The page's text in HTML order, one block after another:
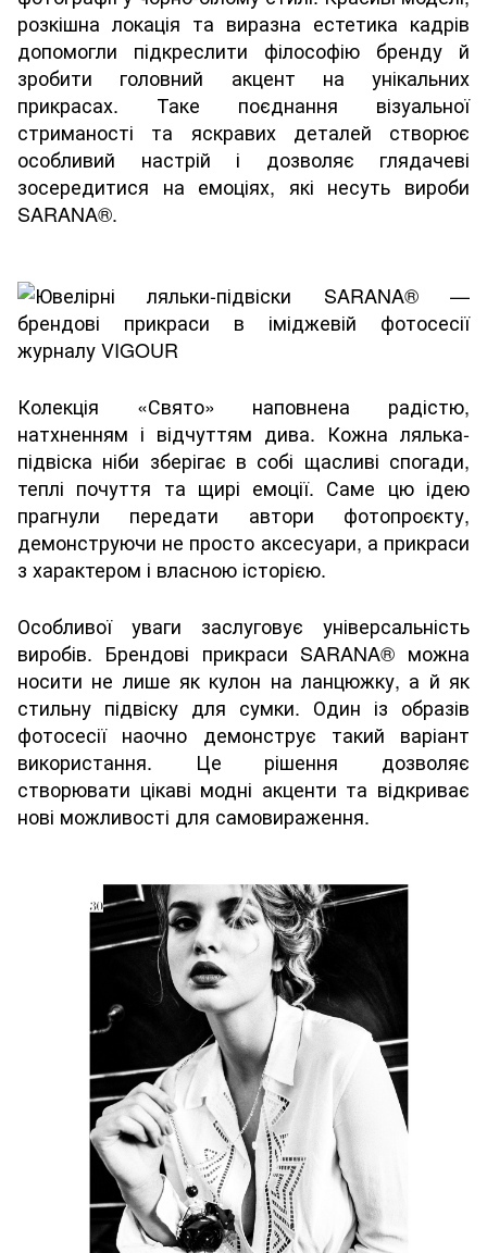
розкішна локація та виразна естетика кадрів
допомогли підкреслити філософію бренду й
зробити головний акцент на унікальних
прикрасах. Таке поєднання візуальної
стриманості та яскравих деталей створює
особливий настрій і дозволяє глядачеві
зосередитися на емоціях, які несуть вироби
SARANA®.
Колекція «Свято» наповнена радістю,
натхненням і відчуттям дива. Кожна лялька-
підвіска ніби зберігає в собі щасливі спогади,
теплі почуття та щирі емоції. Саме цю ідею
прагнули передати автори фотопроєкту,
демонструючи не просто аксесуари, а прикраси
з характером і власною історією.
Особливої уваги заслуговує універсальність
виробів. Брендові прикраси SARANA® можна
носити не лише як кулон на ланцюжку, а й як
стильну підвіску для сумки. Один із образів
фотосесії наочно демонструє такий варіант
використання. Це рішення дозволяє
створювати цікаві модні акценти та відкриває
нові можливості для самовираження.